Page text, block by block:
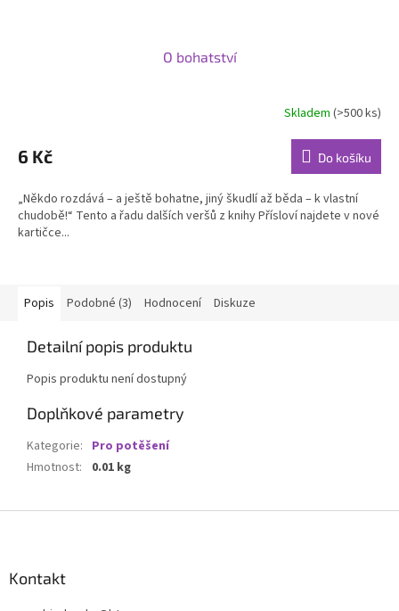
O bohatství
Skladem (>500 ks)
6 Kč Do košíku
„Někdo rozdává – a ještě bohatne, jiný škudlí až běda – k vlastní
chudobě!“ Tento a řadu dalších veršů z knihy Přísloví najdete v nové
kartičce...
Popis Podobné (3) Hodnocení Diskuze
Detailní popis produktu
Popis produktu není dostupný
Doplňkové parametry
Kategorie: Pro potěšení
Hmotnost: 0.01 kg
Kontakt